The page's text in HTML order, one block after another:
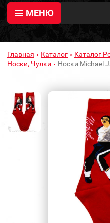
МЕНЮ
Главная Каталог
Каталог
Носки, Чулки
Носки Michael